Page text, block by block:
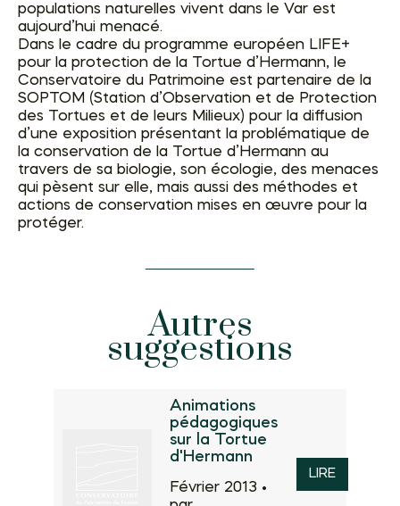
populations naturelles vivent dans le Var est
aujourd’hui menacé.
Dans le cadre du programme européen LIFE+
pour la protection de la Tortue d’Hermann, le
Conservatoire du Patrimoine est partenaire de la
SOPTOM (Station d’Observation et de Protection
des Tortues et de leurs Milieux) pour la diffusion
d’une exposition présentant la problématique de
la conservation de la Tortue d’Hermann au
travers de sa biologie, son écologie, des menaces
qui pèsent sur elle, mais aussi des méthodes et
actions de conservation mises en œuvre pour la
protéger.
Autres
suggestions
Animations
pédagogiques
sur la Tortue
d'Hermann
Février 2013 •
LIRE